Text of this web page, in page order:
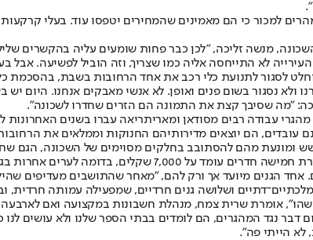
מנשה זליכה, "לכן כבר פחות שומעים עליה בהקשרים
לא התייחסה אליה כמו שצריך, וזה הוביל לפשיעה.
לסגור לתנועת כלי רכב את אחד הרחובות בשבת,
נסגור בשום פנים ואופן. לא אנשי מאבקים אנחנו. היום
"מה שסיבך קצת את התמונה הם הזרים שחדרו לשכונה".
עובדים, הם יוצאים מדירותיהם החנוקות וממלאים את
ומונעת מהם להסתובב בחלקים מסוימים של השכונה, הגם
בקלות לפחות עשרים סודאנים", אומר אחד התושבים.
הגנים מיועד אך ורק להם, "מאחר שהתושבים מעדיפים
אומרת שרית צמח, מנהלת חשבונות במקצועה ואם
עברה להתגורר בה, לפני 19 שנים. "אין לי שום דבר נגד המהגרים, הם לומדים
הייתי פה".